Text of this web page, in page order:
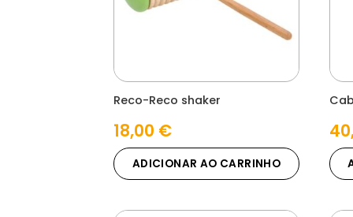
Reco-Reco shaker
18,00 €
ADICIONAR AO CARRINHO